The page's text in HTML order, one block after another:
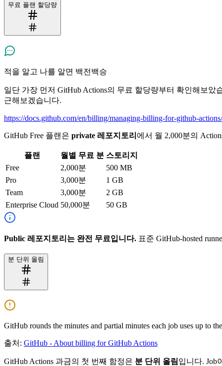
무료 플랜 할당량
적을 알고 나를 알면 백전백승
일단 가장 먼저 GitHub Actions의 무료 할당량부터 확인해보
근해보겠습니다.
https://docs.github.com/en/billing/managing-billing-for-github-
GitHub Free 플랜은 private 레포지토리 에서 월 2,000분의
플랜 월별 무료 분 스토리지
Free
2,000분
500 MB
Pro
3,000분
1 GB
Team
3,000분
2 GB
Enterprise Cloud 50,000분 50 GB
Public 레포지토리는 완전 무료입니다. 표준 GitHub-hosted
분 단위 올림
GitHub rounds the minutes and partial minutes each job uses up to
출처: GitHub - About billing for GitHub Actions
GitHub Actions 과금의 첫 번째 함정은 분 단위 올림입니다. Job